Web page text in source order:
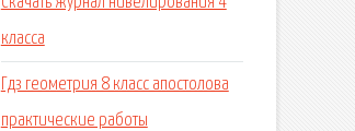
класса
Гдз геометрия 8 класс апостолова
практические работы